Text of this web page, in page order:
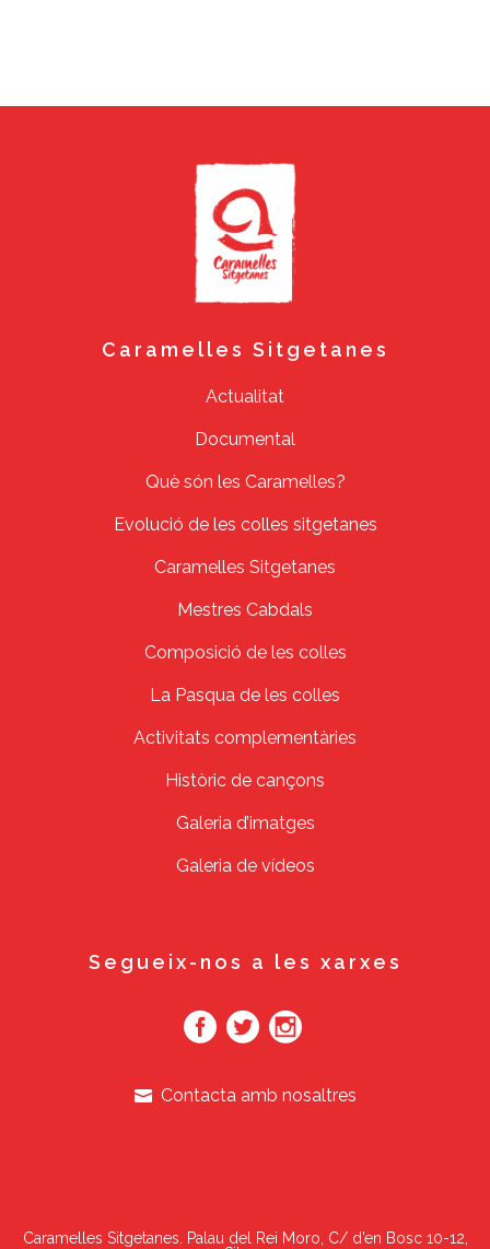
Caramelles Sitgetanes
Actualitat
Documental
Què són les Caramelles?
Evolució de les colles sitgetanes
Caramelles Sitgetanes
Mestres Cabdals
Composició de les colles
La Pasqua de les colles
Activitats complementàries
Històric de cançons
Galeria d’imatges
Galeria de vídeos
Segueix-nos a les xarxes
Contacta amb nosaltres
Caramelles Sitgetanes. Palau del Rei Moro, C/ d’en Bosc 10-12,